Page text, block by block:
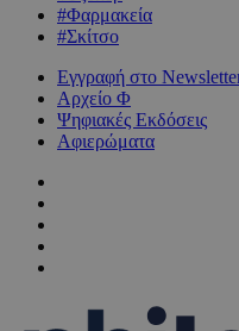
#Φαρμακεία
#Σκίτσο
Εγγραφή στο
Αρχείο Φ
Ψηφιακές Εκδόσεις
Αφιερώματα